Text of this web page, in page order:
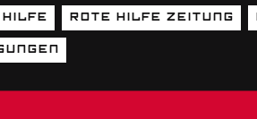
Hilfe Rote Hilfe Zeitung